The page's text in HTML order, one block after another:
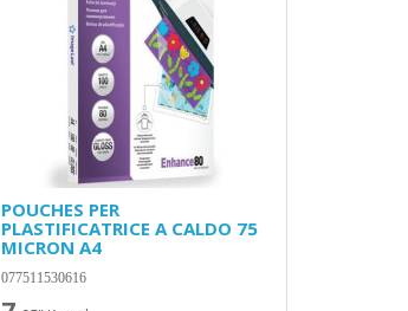
POUCHES PER
PLASTIFICATRICE A CALDO 75
MICRON A4
077511530616